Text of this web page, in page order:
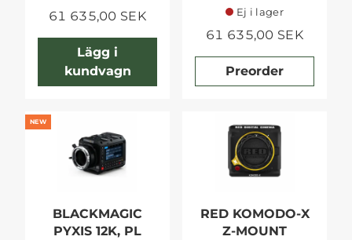
61 635,00 SEK
Lägg i
kundvagn
Ej i lager
61 635,00 SEK
Preorder
NEW
BLACKMAGIC
PYXIS 12K, PL
RED KOMODO-X
Z-MOUNT